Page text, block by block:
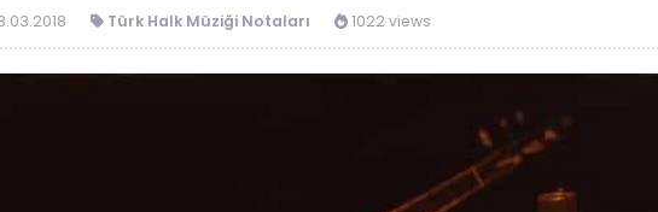
Türk Halk Müziği Notaları 1022 views